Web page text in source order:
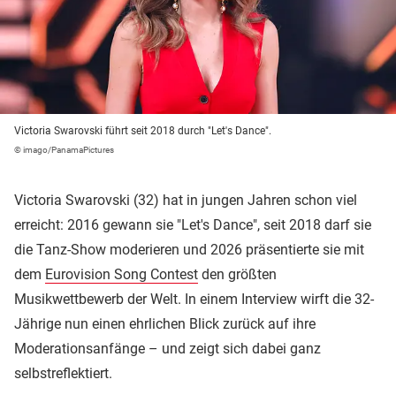
Victoria Swarovski führt seit 2018 durch "Let's Dance".
© imago/PanamaPictures
Victoria Swarovski (32) hat in jungen Jahren schon viel
erreicht: 2016 gewann sie "Let's Dance", seit 2018 darf sie
die Tanz-Show moderieren und 2026 präsentierte sie mit
dem Eurovision Song Contest den größten
Musikwettbewerb der Welt. In einem Interview wirft die 32-
Jährige nun einen ehrlichen Blick zurück auf ihre
Moderationsanfänge – und zeigt sich dabei ganz
selbstreflektiert.